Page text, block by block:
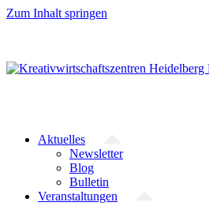
Zum Inhalt springen
Aktuelles
Newsletter
Blog
Bulletin
Veranstaltungen